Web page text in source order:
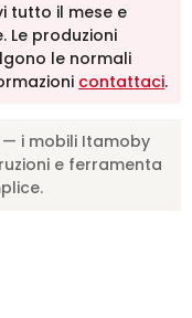
tutto il mese e
Le produzioni
le normali
contattaci.
— i mobili Itamoby
e ferramenta